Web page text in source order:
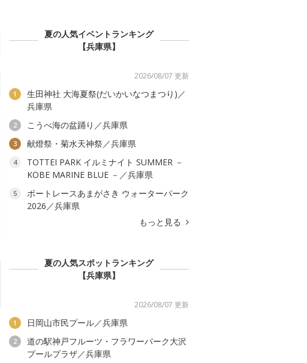
夏の人気イベントランキング
【兵庫県】
2026/08/07 更新
1
生田神社 大海夏祭(だいかいなつまつり)／
兵庫県
2 こうべ海の盆踊り／兵庫県
3 献燈祭・菊水天神祭／兵庫県
4
TOTTEI PARK イルミナイト SUMMER －
KOBE MARINE BLUE －／兵庫県
5
ボートレースあまがさき ウォーターパーク
2026／兵庫県
もっと見る
夏の人気スポットランキング
【兵庫県】
2026/08/07 更新
1 日岡山市民プール／兵庫県
2
道の駅神戸フルーツ・フラワーパーク大沢
プールプラザ／兵庫県